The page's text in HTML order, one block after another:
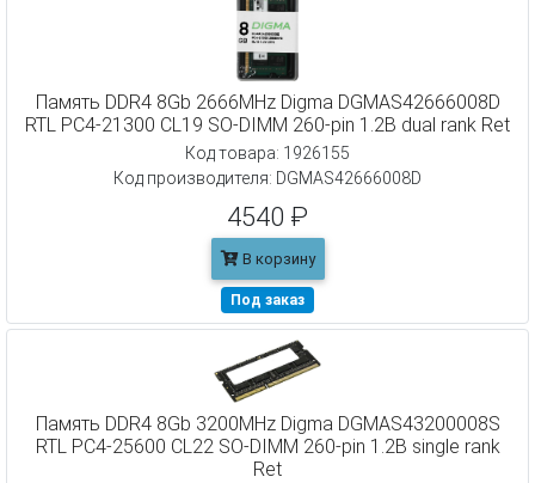
Память DDR4 8Gb 2666MHz Digma DGMAS42666008D
RTL PC4-21300 CL19 SO-DIMM 260-pin 1.2В dual rank Ret
Код товара: 1926155
Код производителя: DGMAS42666008D
4540 ₽
В корзину
Под заказ
Память DDR4 8Gb 3200MHz Digma DGMAS43200008S
RTL PC4-25600 CL22 SO-DIMM 260-pin 1.2В single rank
Ret